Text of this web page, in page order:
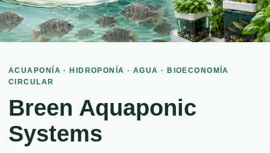
ACUAPONÍA · HIDROPONÍA · AGUA · BIOECONOMÍA
CIRCULAR
Breen Aquaponic
Systems